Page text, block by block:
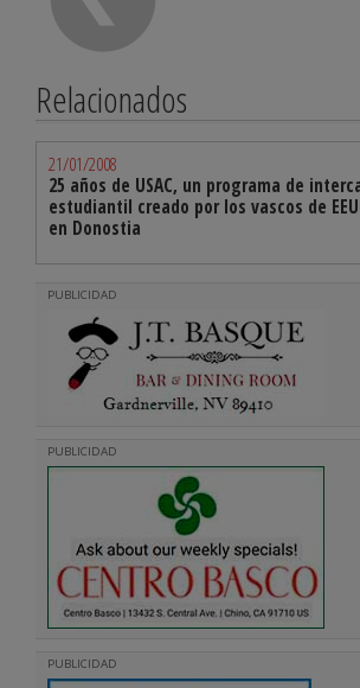
Relacionados
21/01/2008
25 años de USAC, un programa de
estudiantil creado por los vascos de
en Donostia
PUBLICIDAD
PUBLICIDAD
PUBLICIDAD